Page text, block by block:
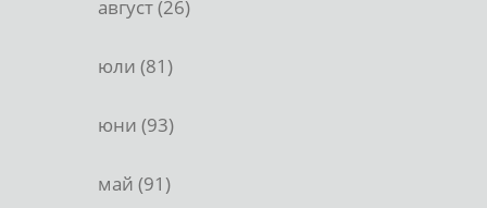
август (26)
юли (81)
юни (93)
май (91)